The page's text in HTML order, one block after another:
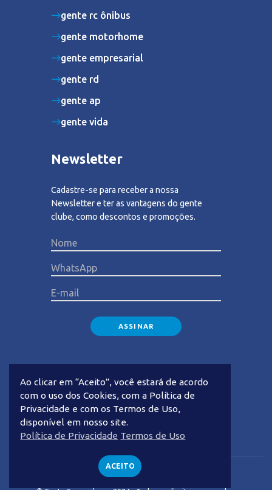
gente rc ônibus
gente motorhome
gente empresarial
gente rd
gente ap
gente vida
Newsletter
Cadastre-se para receber a nossa
Newsletter e ter as vantagens do gente
clube, como descontos e promoções.
Privacidade Termos de Uso
Ao clicar em “Aceito”, você estará de acordo
com o uso dos Cookies, com a Política de
Privacidade e com os Termos de Uso,
disponível em nosso site.
Política de Privacidade Termos de Uso
ACEITO